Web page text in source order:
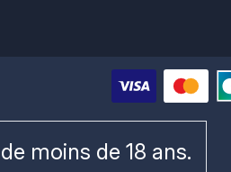
moins de 18 ans.